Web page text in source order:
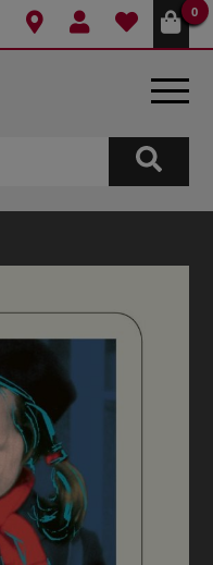
0